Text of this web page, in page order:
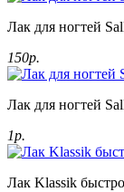
Лак для ногтей
150р.
Лак для ногтей
1р.
Лак Klassik